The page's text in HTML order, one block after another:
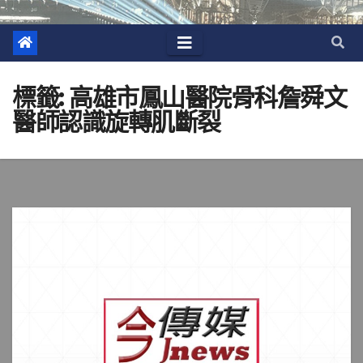
標籤:高雄市鳳山醫院骨科詹舜文
醫師認識旋轉肌斷裂